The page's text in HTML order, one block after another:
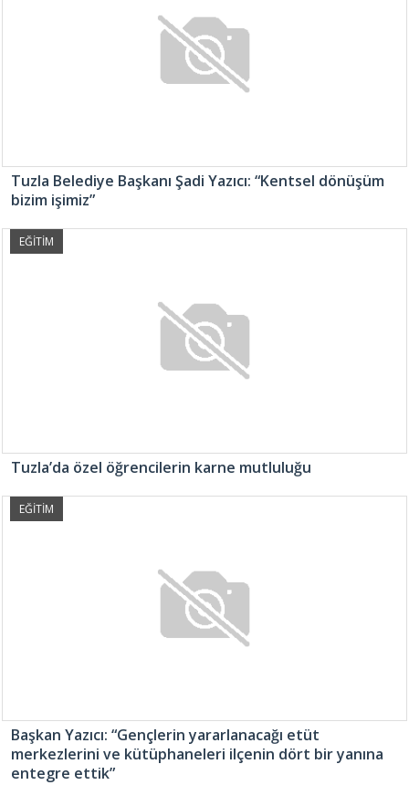
Tuzla Belediye Başkanı Şadi Yazıcı: “Kentsel dönüşüm
bizim işimiz”
EĞİTİM
Tuzla’da özel öğrencilerin karne mutluluğu
EĞİTİM
Başkan Yazıcı: “Gençlerin yararlanacağı etüt
merkezlerini ve kütüphaneleri ilçenin dört bir yanına
entegre ettik”